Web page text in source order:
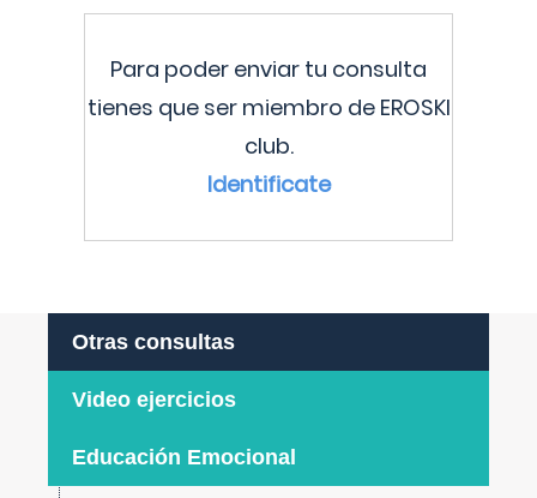
Para poder enviar tu consulta
tienes que ser miembro de EROSKI
club.
Identificate
Otras consultas
Video ejercicios
Educación Emocional